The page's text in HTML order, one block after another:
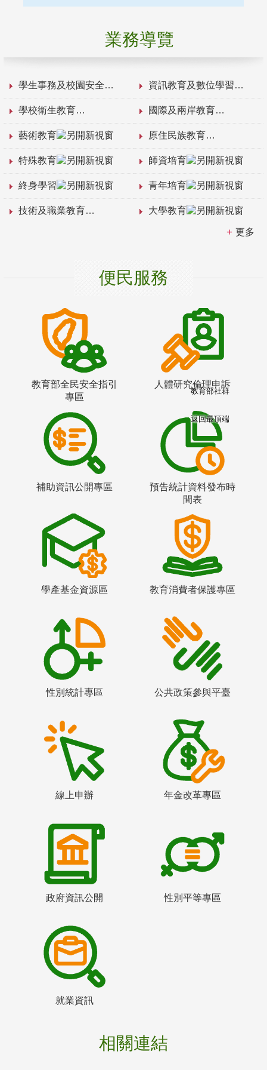
業務導覽
學生事務及校園安全 資訊教育及數位學習
學校衛生教育 國際及兩岸教育
藝術教育 原住民族教育
特殊教育 師資培育
終身學習 青年培育
技術及職業教育 大學教育
更多
便民服務
教育部全民安全指引
專區
人體研究倫理申訴
補助資訊公開專區
預告統計資料發布時
間表
學產基金資源區 教育消費者保護專區
性別統計專區 公共政策參與平臺
線上申辦 年金改革專區
政府資訊公開 性別平等專區
就業資訊
相關連結
教育部社群
返回最頂端